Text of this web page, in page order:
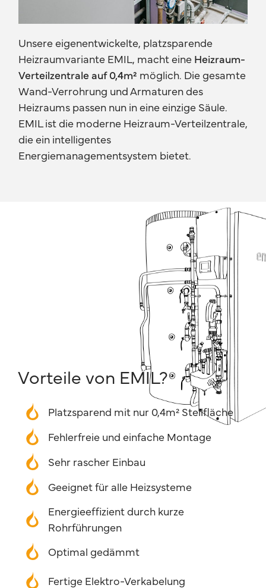
Unsere eigenentwickelte, platzsparende
Heizraumvariante EMIL, macht eine Heizraum-
Verteilzentrale auf 0,4m² möglich. Die gesamte
Wand-Verrohrung und Armaturen des
Heizraums passen nun in eine einzige Säule.
EMIL ist die moderne Heizraum-Verteilzentrale,
die ein intelligentes
Energiemanagementsystem bietet.
Vorteile von EMIL?
Platzsparend mit nur 0,4m² Stellfläche
Fehlerfreie und einfache Montage
Sehr rascher Einbau
Geeignet für alle Heizsysteme
Energieeffizient durch kurze
Rohrführungen
Optimal gedämmt
Fertige Elektro-Verkabelung